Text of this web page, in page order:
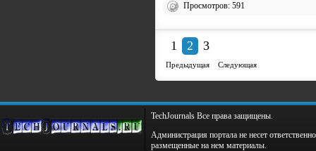
Просмотров: 591
1 2 3
Предыдущая Следующая
TechJournals Все права защищены.
Администрация портала не несет
размещенные на нем материалы.